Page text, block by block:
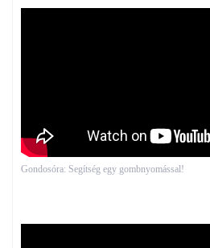
Gondosóra: Segítség egy gombnyomással!